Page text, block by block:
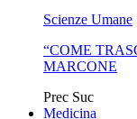
Scienze Umane
“COME
MARCONE
Prec Suc
Medicina